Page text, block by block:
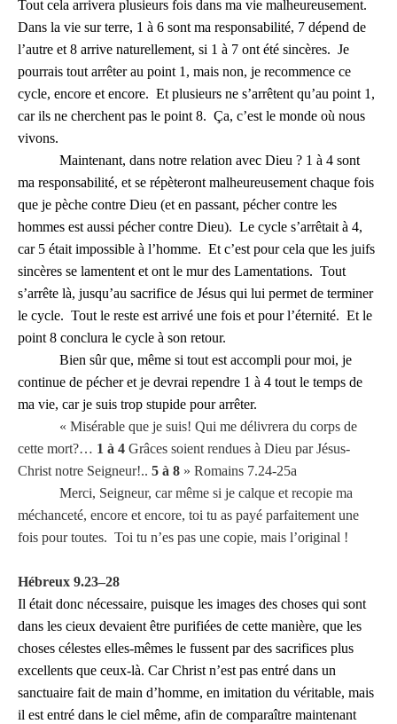
Tout cela arrivera plusieurs fois dans ma vie malheureusement.
Dans la vie sur terre, 1 à 6 sont ma responsabilité, 7 dépend de
l’autre et 8 arrive naturellement, si 1 à 7 ont été sincères. Je
pourrais tout arrêter au point 1, mais non, je recommence ce
cycle, encore et encore. Et plusieurs ne s’arrêtent qu’au point 1,
car ils ne cherchent pas le point 8. Ça, c’est le monde où nous
vivons.
Maintenant, dans notre relation avec Dieu ? 1 à 4 sont
ma responsabilité, et se répèteront malheureusement chaque fois
que je pèche contre Dieu (et en passant, pécher contre les
hommes est aussi pécher contre Dieu). Le cycle s’arrêtait à 4,
car 5 était impossible à l’homme. Et c’est pour cela que les juifs
sincères se lamentent et ont le mur des Lamentations. Tout
s’arrête là, jusqu’au sacrifice de Jésus qui lui permet de terminer
le cycle. Tout le reste est arrivé une fois et pour l’éternité. Et le
point 8 conclura le cycle à son retour.
Bien sûr que, même si tout est accompli pour moi, je
continue de pécher et je devrai rependre 1 à 4 tout le temps de
ma vie, car je suis trop stupide pour arrêter.
« Misérable que je suis! Qui me délivrera du corps de
cette mort?… 1 à 4 Grâces soient rendues à Dieu par Jésus-
Christ notre Seigneur!.. 5 à 8 » Romains 7.24-25a
Merci, Seigneur, car même si je calque et recopie ma
méchanceté, encore et encore, toi tu as payé parfaitement une
fois pour toutes. Toi tu n’es pas une copie, mais l’original !
Hébreux 9.23–28
Il était donc nécessaire, puisque les images des choses qui sont
dans les cieux devaient être purifiées de cette manière, que les
choses célestes elles-mêmes le fussent par des sacrifices plus
excellents que ceux-là. Car Christ n’est pas entré dans un
sanctuaire fait de main d’homme, en imitation du véritable, mais
il est entré dans le ciel même, afin de comparaître maintenant